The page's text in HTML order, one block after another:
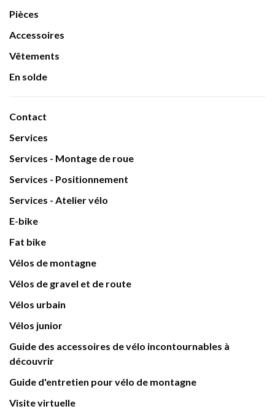
Pièces
Accessoires
Vêtements
En solde
Contact
Services
Services - Montage de roue
Services - Positionnement
Services - Atelier vélo
E-bike
Fat bike
Vélos de montagne
Vélos de gravel et de route
Vélos urbain
Vélos junior
Guide des accessoires de vélo incontournables à
découvrir
Guide d'entretien pour vélo de montagne
Visite virtuelle